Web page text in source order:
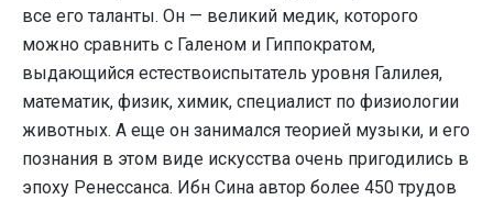
все его таланты. Он — великий медик, которого
можно сравнить с Галеном и Гиппократом,
выдающийся естествоиспытатель уровня Галилея,
математик, физик, химик, специалист по физиологии
животных. А еще он занимался теорией музыки, и его
познания в этом виде искусства очень пригодились в
эпоху Ренессанса. Ибн Сина автор более 450 трудов